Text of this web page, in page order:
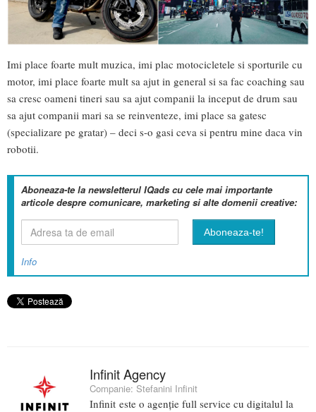
Imi place foarte mult muzica, imi plac motocicletele si sporturile cu
motor, imi place foarte mult sa ajut in general si sa fac coaching sau
sa cresc oameni tineri sau sa ajut companii la inceput de drum sau
sa ajut companii mari sa se reinventeze, imi place sa gatesc
(specializare pe gratar) – deci s-o gasi ceva si pentru mine daca vin
robotii.
Aboneaza-te la newsletterul IQads cu cele mai importante
articole despre comunicare, marketing si alte domenii creative:
Info
Infinit Agency
Companie: Stefanini Infinit
Infinit este o agenţie full service cu digitalul la